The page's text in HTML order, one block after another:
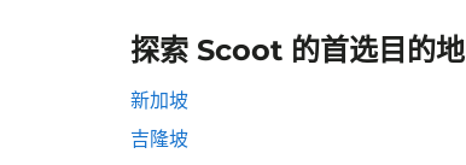
探索 Scoot 的首选目的地
新加坡
吉隆坡